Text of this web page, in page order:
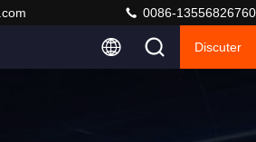
0086-13556826760
Discuter